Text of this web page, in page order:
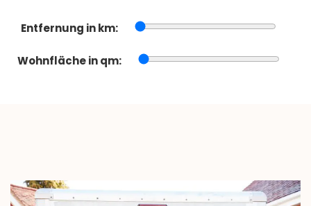
Entfernung in km:
Wohnfläche in qm: